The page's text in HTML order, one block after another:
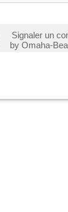
Signaler un
by Omaha-